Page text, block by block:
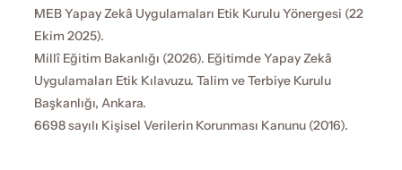
MEB Yapay Zekâ Uygulamaları Etik Kurulu Yönergesi (22
Ekim 2025).
Millî Eğitim Bakanlığı (2026). Eğitimde Yapay Zekâ
Uygulamaları Etik Kılavuzu. Talim ve Terbiye Kurulu
Başkanlığı, Ankara.
6698 sayılı Kişisel Verilerin Korunması Kanunu (2016).